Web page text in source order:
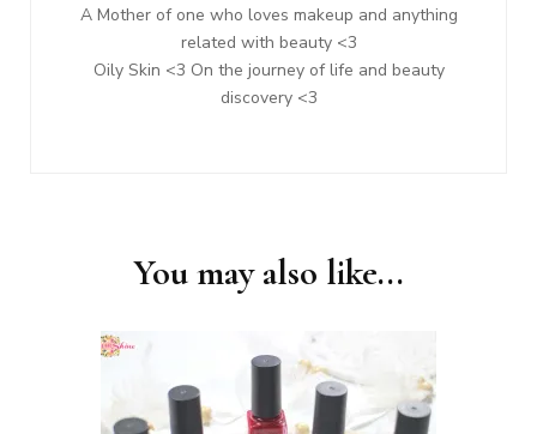
A Mother of one who loves makeup and anything
related with beauty <3
Oily Skin <3 On the journey of life and beauty
discovery <3
You may also like...